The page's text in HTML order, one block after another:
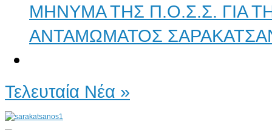
ΜΗΝΥΜΑ ΤΗΣ Π.Ο.Σ.Σ. ΓΙΑ
ΑΝΤΑΜΩΜΑΤΟΣ
Τελευταία Νέα »